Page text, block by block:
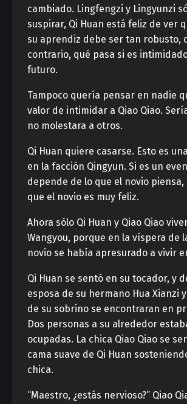
cambiado. Lingfengzi y Lingyunzi
suspirar, Qi Huan está feliz de ver
su aprendiz debe ser tan robusto,
contrario, qué pasa si es
futuro.
Tampoco quería pensar en nadie
valor de intimidar a Qiao Qiao.
no molestara a otros.
Qi Huan quiere casarse. Esto es
en la facción Qingyun. Si es un
depende de lo que el novio
que el novio es muy feliz.
Ahora sólo Qi Huan y Qiao Qiao
Wangyou, porque en la víspera de
novio se había apresurado a vivir
Qi Huan se sentó en su tocador, y
esposa de su hermano Hua Xianzi
de su sobrino se encontraran en
Dos personas a su alrededor
ocupadas. La chica Qiao Qiao se
cama suave de Qi Huan
chica.
“Maestro, ¿estás nervioso?” Qiao